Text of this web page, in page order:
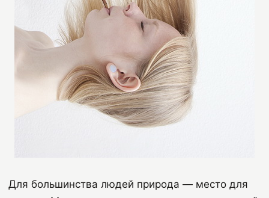
Для большинства людей природа — место для